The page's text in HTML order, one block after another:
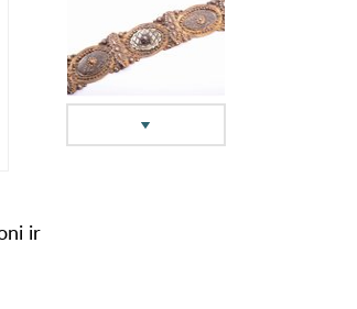
ir